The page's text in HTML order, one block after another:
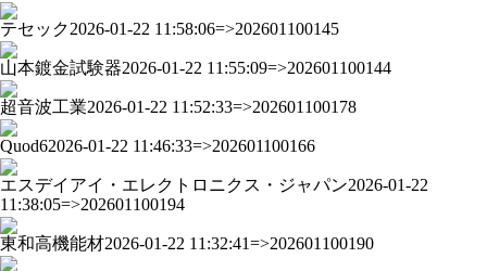
テセック2026-01-22 11:58:06=>202601100145
山本鍍金試験器2026-01-22 11:55:09=>202601100144
超音波工業2026-01-22 11:52:33=>202601100178
Quod62026-01-22 11:46:33=>202601100166
エスデイアイ・エレクトロニクス・ジャパン2026-01-22
11:38:05=>202601100194
東和高機能材2026-01-22 11:32:41=>202601100190